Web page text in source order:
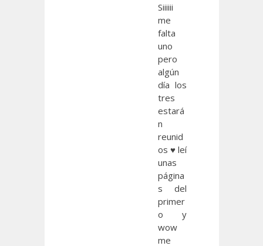
Siiiiii
me
falta
uno
pero
algún
día los
tres
estará
n
reunid
os ♥ leí
unas
página
s del
primer
o y
wow
me